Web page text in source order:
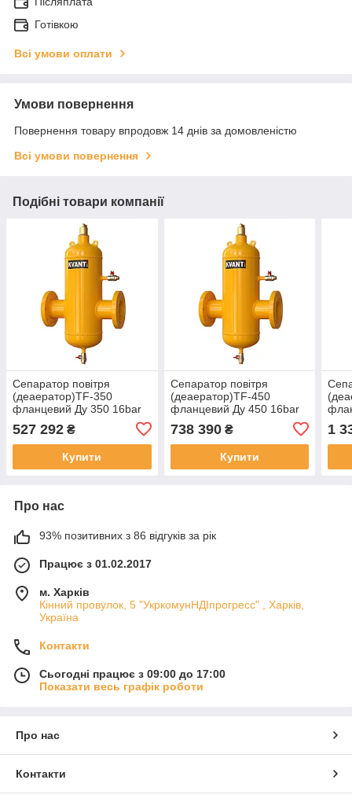
Готівкою
Всі умови оплати
Умови повернення
Повернення товару впродовж 14 днів за домовленістю
Всі умови повернення
Подібні товари компанії
Сепаратор повітря
(деаератор)ТF-350
фланцевий Ду 350 16bar
527 292 ₴
Купити
Сепаратор повітря
(деаератор)ТF-450
фланцевий Ду 450 16bar
738 390₴
Купити
1
Про нас
93% позитивних з 86 відгуків за рік
Працює з 01.02.2017
м. Харків
Кінний провулок, 5 "УкркомунНДІпрогресс" , Харків,
Україна
Контакти
Сьогодні працює з 09:00 до 17:00
Показати весь графік роботи
Про нас
Контакти